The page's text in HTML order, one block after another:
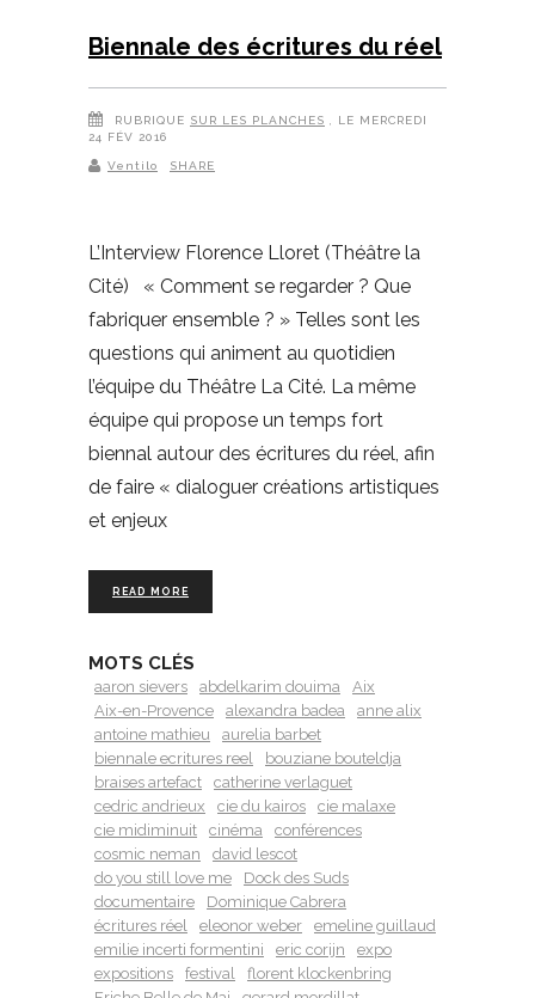
Biennale des écritures du réel
RUBRIQUE SUR LES PLANCHES
, LE MERCREDI
24 FÉV 2016
Ventilo SHARE
L’Interview Florence Lloret (Théâtre la
Cité) « Comment se regarder ? Que
fabriquer ensemble ? » Telles sont les
questions qui animent au quotidien
l’équipe du Théâtre La Cité. La même
équipe qui propose un temps fort
biennal autour des écritures du réel, afin
de faire « dialoguer créations artistiques
et enjeux
READ MORE
MOTS CLÉS
aaron sievers abdelkarim douima
Aix
Aix-en-Provence
alexandra badea
anne alix
antoine mathieu
aurelia barbet
biennale ecritures reel
bouziane bouteldja
braises artefact
catherine verlaguet
cedric andrieux
cie du kairos
cie malaxe
cie midiminuit
cinéma
conférences
cosmic neman
david lescot
do you still love me
Dock des Suds
documentaire
Dominique Cabrera
écritures réel
eleonor weber
emeline guillaud
emilie incerti formentini
eric corijn
expo
expositions
festival
florent klockenbring